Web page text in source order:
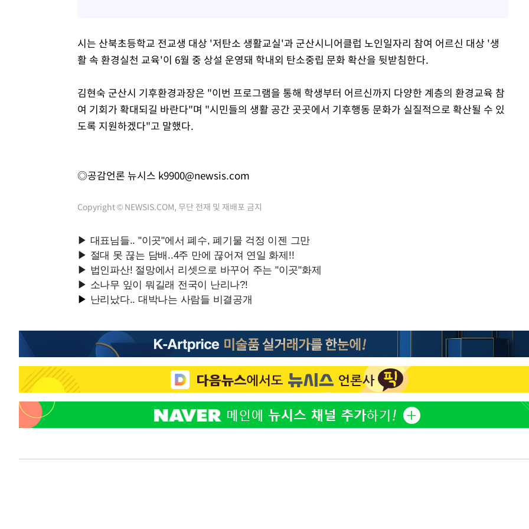
시는 산북초등학교 전교생 대상 '저탄소 생활교실'과 군산시니어클럽 노인일자리 참여 어르신 대상 '생
활 속 환경실천 교육'이 6월 중 상설 운영돼 학내외 탄소중립 문화 확산을 뒷받침한다.
김현숙 군산시 기후환경과장은 "이번 프로그램을 통해 학생부터 어르신까지 다양한 계층의 환경교육 참
여 기회가 확대되길 바란다"며 "시민들의 생활 공간 곳곳에서 기후행동 문화가 실질적으로 확산될 수 있
도록 지원하겠다"고 말했다.
◎공감언론 뉴시스 k9900@newsis.com
Copyright © NEWSIS.COM, 무단 전재 및 재배포 금지